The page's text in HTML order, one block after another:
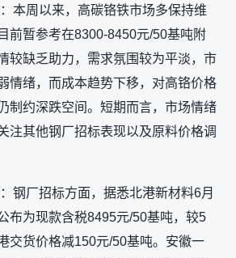
本周以来，高碳铬铁市场多保持维
前暂参考在8300-8450元/50基吨附
较缺乏助力，需求氛围较为平淡，市
情绪，而成本趋势下移，对高铬价格
制约深跌空间。短期而言，市场情绪
注其他钢厂招标表现以及原料价格调
钢厂招标方面，据悉北港新材料6月
布为现款含税8495元/50基吨，较5
交货价格减150元/50基吨。安徽一